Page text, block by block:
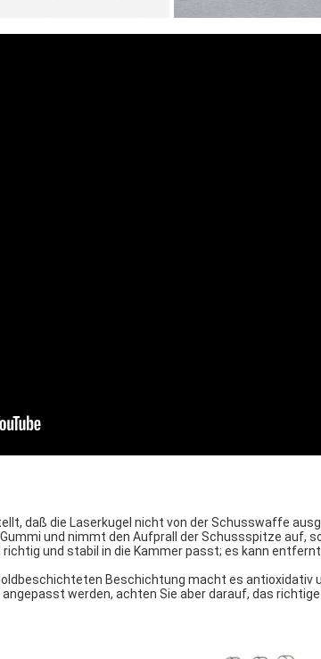
daß die Laserkugel nicht von der Schusswaffe
und nimmt den Aufprall der Schussspitze auf,
richtig und stabil in die Kammer passt; es kann
Beschichtung macht es antioxidativ
angepasst werden, achten Sie aber darauf, das